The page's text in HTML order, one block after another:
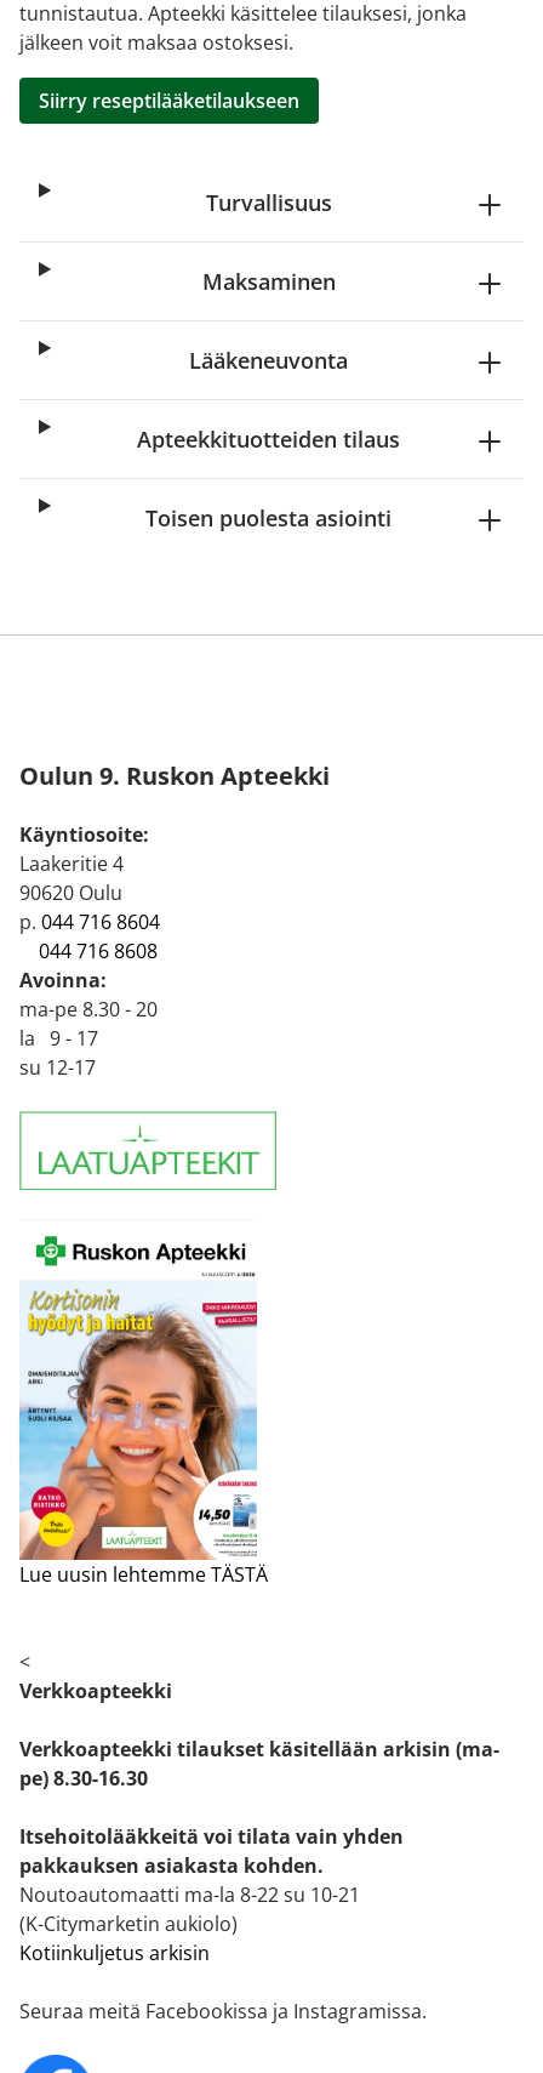
tunnistautua. Apteekki käsittelee tilauksesi, jonka
jälkeen voit maksaa ostoksesi.
Siirry reseptilääketilaukseen
Turvallisuus
Maksaminen
Lääkeneuvonta
Apteekkituotteiden tilaus
Toisen puolesta asiointi
Oulun 9. Ruskon Apteekki
Käyntiosoite:
Laakeritie 4
90620 Oulu
p. 044 716 8604
044 716 8608
Avoinna:
ma-pe 8.30 - 20
la 9 - 17
su 12-17
Lue uusin lehtemme TÄSTÄ
<
Verkkoapteekki
Verkkoapteekki tilaukset käsitellään arkisin (ma-
pe) 8.30-16.30
Itsehoitolääkkeitä voi tilata vain yhden
pakkauksen asiakasta kohden.
Noutoautomaatti ma-la 8-22 su 10-21
(K-Citymarketin aukiolo)
Kotiinkuljetus arkisin
Seuraa meitä Facebookissa ja Instagramissa.